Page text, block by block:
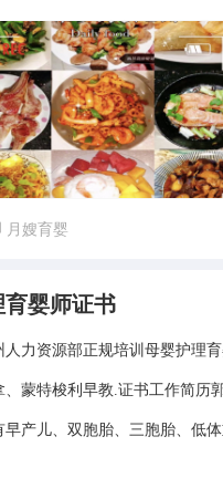
月嫂育婴
婴师证书
人力资源部正规培训母婴护理
蒙特梭利早教.证书工作简历
早产儿、双胞胎、三胞胎、低